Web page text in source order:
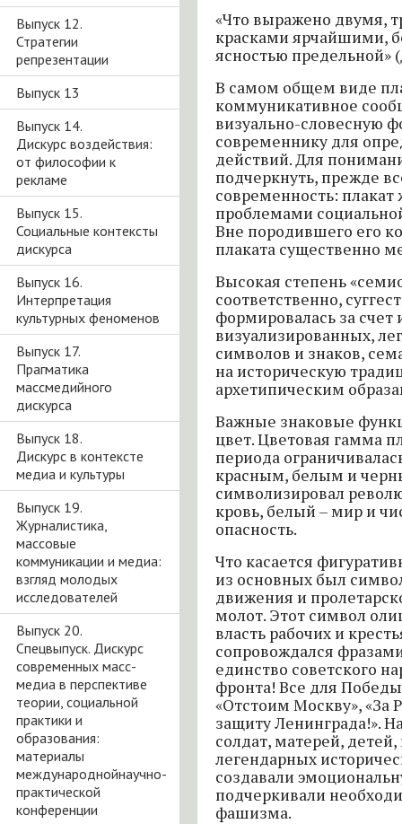
Выпуск 12.
Стратегии
репрезентации
Выпуск 13
Выпуск 14.
Дискурс воздействия:
от философии к
рекламе
Выпуск 15.
Социальные контексты
дискурса
Выпуск 16.
Интерпретация
культурных феноменов
Выпуск 17.
Прагматика
массмедийного
дискурса
Выпуск 18.
Дискурс в контексте
медиа и культуры
Выпуск 19.
Журналистика,
массовые
коммуникации и медиа:
взгляд молодых
исследователей
Выпуск 20.
Спецвыпуск. Дискурс
современных масс-
медиа в перспективе
теории, социальной
практики и
образования:
материалы
международнойнаучно-
практической
конференции
«Что выражено двумя,
красками ярчайшими,
ясностью предельной»
В самом общем виде
коммуникативное
визуально-словесную
современнику для
действий. Для
подчеркнуть, прежде
современность:
проблемами
Вне породившего его
плаката существенно
Высокая степень
соответственно,
формировалась за счет
визуализированных,
символов и знаков,
на историческую
архетипическим
Важные знаковые
цвет. Цветовая гамма
периода
красным, белым и
символизировал
кровь, белый – мир и
опасность.
Что касается
из основных был
движения и
молот. Этот символ
власть рабочих и
сопровождался
единство советского
фронта! Все для
«Отстоим Москву», «За
защиту Ленинграда!».
солдат, матерей,
легендарных
создавали
подчеркивали
фашизма.